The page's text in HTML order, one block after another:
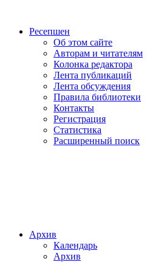
Ресепшен
Об этом сайте
Авторам и читателям
Колонка редактора
Лента публикаций
Лента обсуждения
Правила библиотеки
Контакты
Регистрация
Статистика
Расширенный поиск
Архив
Календарь
Архив